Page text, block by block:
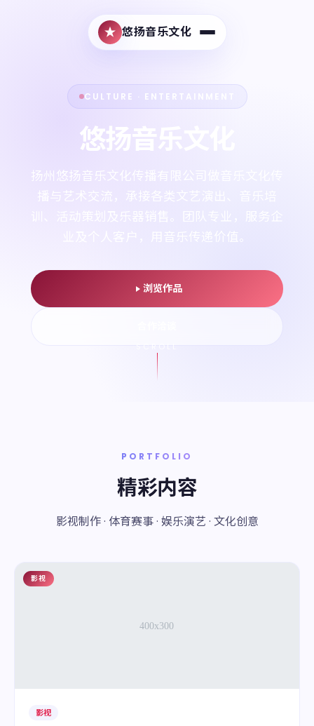
悠扬音乐文化
CULTURE · ENTERTAINMENT
悠扬音乐文化
扬州悠扬音乐文化传播有限公司做音乐文化传
播与艺术交流，承接各类文艺演出、音乐培
浏览作品
SCROLL
PORTFOLIO
精彩内容
影视制作 · 体育赛事 · 娱乐演艺 · 文化创意
影视
影视